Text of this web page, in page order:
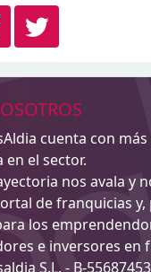
cuenta con
en el sector.
nos avala y
de franquicias
los
e inversores en
S.L. - B-55687453